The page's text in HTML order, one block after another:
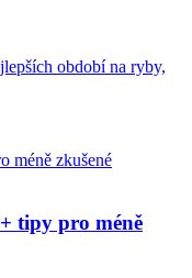
období na ryby,
tipy pro méně